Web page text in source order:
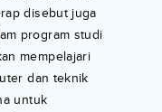
disebut juga
program studi
mempelajari
dan teknik
untuk